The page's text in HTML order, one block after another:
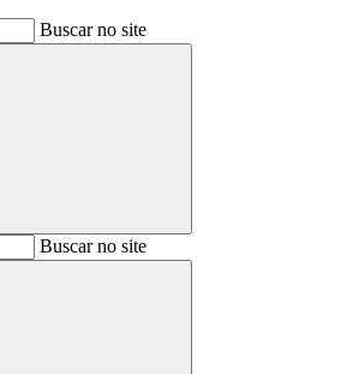
Buscar no site
BuscarBuscar no site